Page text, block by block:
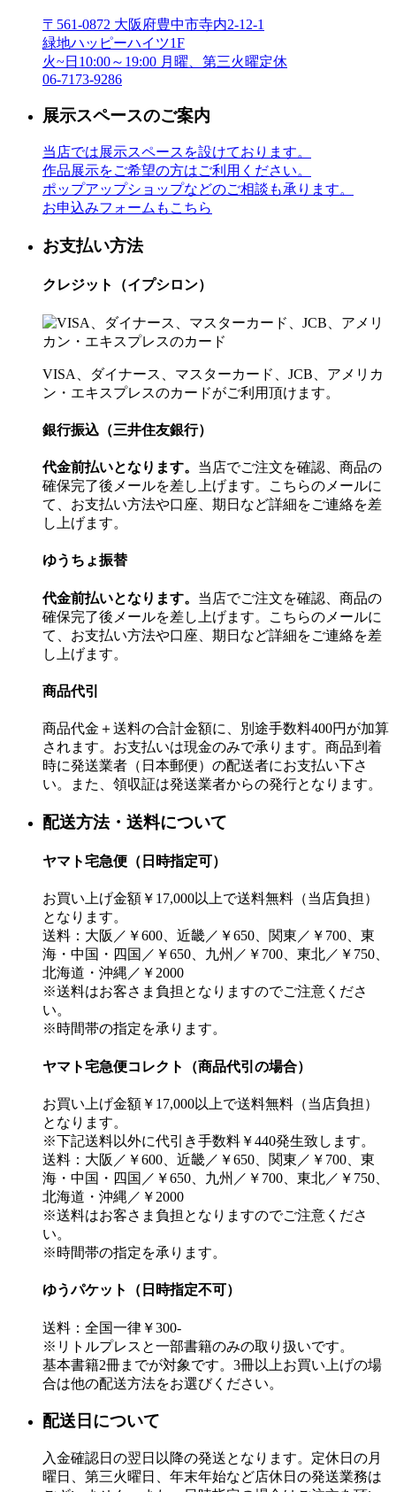
〒561-0872 大阪府豊中市寺内2-12-1
緑地ハッピーハイツ1F
火~日10:00～19:00 月曜、第三火曜定休
06-7173-9286
展示スペースのご案内
当店では展示スペースを設けております。
作品展示をご希望の方はご利用ください。
ポップアップショップなどのご相談も承ります。
お申込みフォームもこちら
お支払い方法
クレジット（イプシロン）
VISA、ダイナース、マスターカード、JCB、アメリカ
ン・エキスプレスのカードがご利用頂けます。
銀行振込（三井住友銀行）
代金前払いとなります。 当店でご注文を確認、商品の
確保完了後メールを差し上げます。こちらのメールに
て、お支払い方法や口座、期日など詳細をご連絡を差
し上げます。
ゆうちょ振替
代金前払いとなります。 当店でご注文を確認、商品の
確保完了後メールを差し上げます。こちらのメールに
て、お支払い方法や口座、期日など詳細をご連絡を差
し上げます。
商品代引
商品代金＋送料の合計金額に、別途手数料400円が加算
されます。お支払いは現金のみで承ります。商品到着
時に発送業者（日本郵便）の配送者にお支払い下さ
い。また、領収証は発送業者からの発行となります。
配送方法・送料について
ヤマト宅急便（日時指定可）
お買い上げ金額￥17,000以上で送料無料（当店負担）
となります。
送料：大阪／￥600、近畿／￥650、関東／￥700、東
海・中国・四国／￥650、九州／￥700、東北／￥750、
北海道・沖縄／￥2000
※送料はお客さま負担となりますのでご注意くださ
い。
※時間帯の指定を承ります。
ヤマト宅急便コレクト（商品代引の場合）
お買い上げ金額￥17,000以上で送料無料（当店負担）
となります。
※下記送料以外に代引き手数料￥440発生致します。
送料：大阪／￥600、近畿／￥650、関東／￥700、東
海・中国・四国／￥650、九州／￥700、東北／￥750、
北海道・沖縄／￥2000
※送料はお客さま負担となりますのでご注意くださ
い。
※時間帯の指定を承ります。
ゆうパケット（日時指定不可）
送料：全国一律￥300-
※リトルプレスと一部書籍のみの取り扱いです。
基本書籍2冊までが対象です。3冊以上お買い上げの場
合は他の配送方法をお選びください。
配送日について
入金確認日の翌日以降の発送となります。定休日の月
曜日、第三火曜日、年末年始など店休日の発送業務は